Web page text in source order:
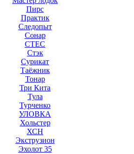
Пирс
Практик
Следопыт
Сонар
СТЕС
Стэк
Сурикат
Таёжник
Тонар
Три Кита
Тула
Турченко
УЛОВКА
Хольстер
ХСН
Экструзион
Эхолот 35